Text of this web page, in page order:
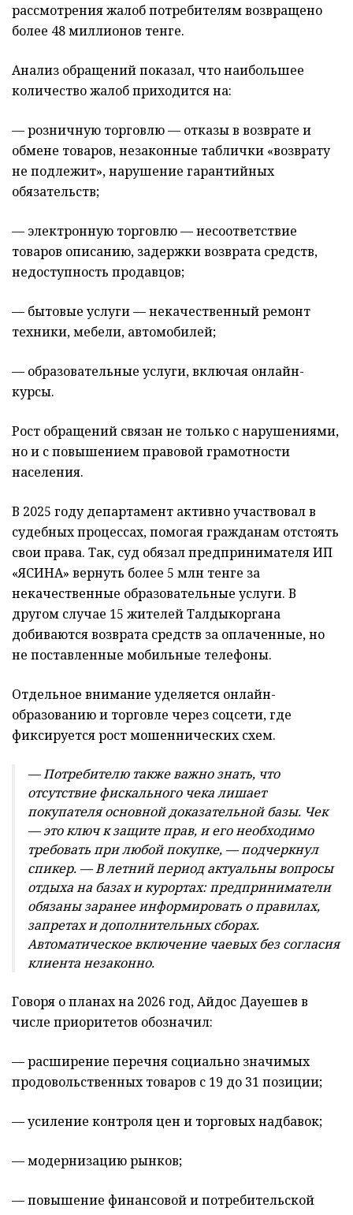
рассмотрения жалоб потребителям возвращено
более 48 миллионов тенге.
Анализ обращений показал, что наибольшее
количество жалоб приходится на:
— розничную торговлю — отказы в возврате и
обмене товаров, незаконные таблички «возврату
не подлежит», нарушение гарантийных
обязательств;
— электронную торговлю — несоответствие
товаров описанию, задержки возврата средств,
недоступность продавцов;
— бытовые услуги — некачественный ремонт
техники, мебели, автомобилей;
— образовательные услуги, включая онлайн-
курсы.
Рост обращений связан не только с нарушениями,
но и с повышением правовой грамотности
населения.
В 2025 году департамент активно участвовал в
судебных процессах, помогая гражданам отстоять
свои права. Так, суд обязал предпринимателя ИП
«ЯСИНА» вернуть более 5 млн тенге за
некачественные образовательные услуги. В
другом случае 15 жителей Талдыкоргана
добиваются возврата средств за оплаченные, но
не поставленные мобильные телефоны.
Отдельное внимание уделяется онлайн-
образованию и торговле через соцсети, где
фиксируется рост мошеннических схем.
— Потребителю также важно знать, что
отсутствие фискального чека лишает
покупателя основной доказательной базы. Чек
— это ключ к защите прав, и его необходимо
требовать при любой покупке, — подчеркнул
спикер. — В летний период актуальны вопросы
отдыха на базах и курортах: предприниматели
обязаны заранее информировать о правилах,
запретах и дополнительных сборах.
Автоматическое включение чаевых без согласия
клиента незаконно.
Говоря о планах на 2026 год, Айдос Дауешев в
числе приоритетов обозначил:
— расширение перечня социально значимых
продовольственных товаров с 19 до 31 позиции;
— усиление контроля цен и торговых надбавок;
— модернизацию рынков;
— повышение финансовой и потребительской